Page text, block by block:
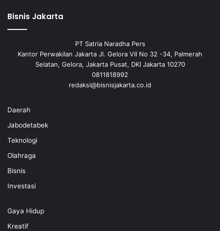
Bisnis Jakarta
PT Satria Naradha Pers
Kantor Perwakilan Jakarta Jl. Gelora VII No 32 -34, Palmerah
Selatan, Gelora, Jakarta Pusat, DKI Jakarta 10270
0811818992
redaksi@bisnisjakarta.co.id
Daerah
Jabodetabek
Teknologi
Olahraga
Bisnis
Investasi
Gaya Hidup
Kreatif